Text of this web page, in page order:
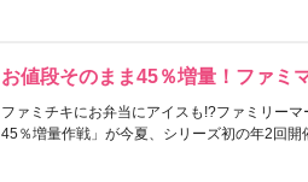
お値段そのまま45％増量！ファミ
ファミチキにお弁当にアイスも!?ファミリー
45％増量作戦」が今夏、シリーズ初の年2回開